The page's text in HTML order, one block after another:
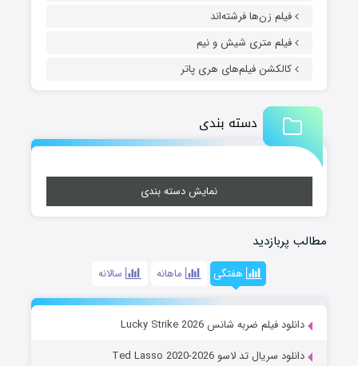
فیلم زن‌ها فرشته‌اند
فیلم متری شیش و نیم
کالکشن فیلم‌های هری پاتر
دسته بندی
نمایش دسته بندی
مطالب پربازدید
هفتگی ماهانه سالانه
دانلود فیلم ضربه شانس Lucky Strike 2026
دانلود سریال تد لاسو Ted Lasso 2020-2026